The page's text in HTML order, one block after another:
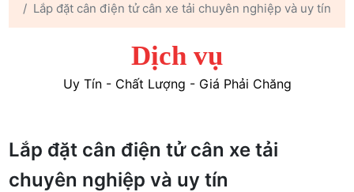
Lắp đặt cân điện tử cân xe tải chuyên nghiệp và uy tín
Dịch vụ
Uy Tín - Chất Lượng - Giá Phải Chăng
Lắp đặt cân điện tử cân xe tải
chuyên nghiệp và uy tín